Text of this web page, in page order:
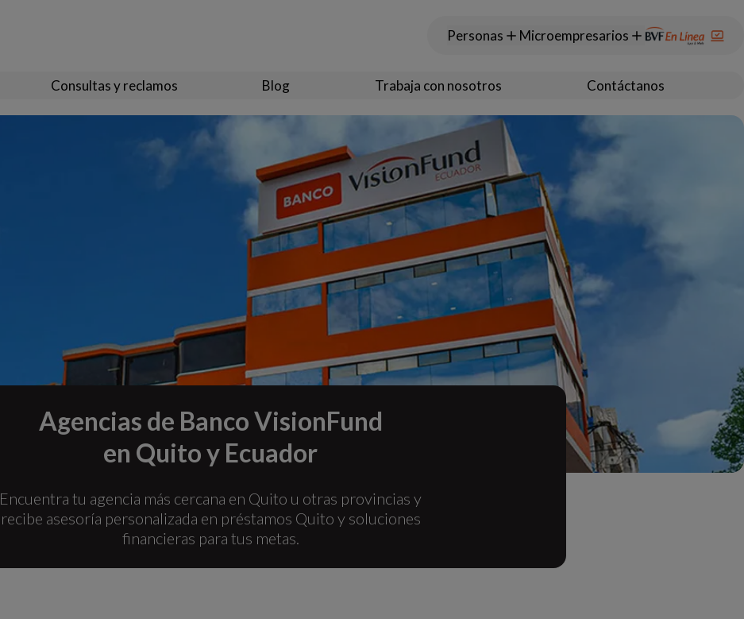
Personas Microempresarios
Consultas y reclamos Blog Trabaja con nosotros Contáctanos
Agencias de Banco VisionFund
en Quito y Ecuador
Encuentra tu agencia más cercana en Quito u otras provincias y
recibe asesoría personalizada en préstamos Quito y soluciones
financieras para tus metas.